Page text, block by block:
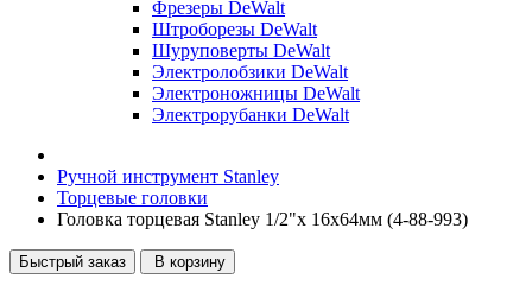
Фрезеры DeWalt
Штроборезы DeWalt
Шуруповерты DeWalt
Электролобзики DeWalt
Электроножницы DeWalt
Электрорубанки DeWalt
Ручной инструмент Stanley
Торцевые головки
Головка торцевая Stanley 1/2"х 16x64мм (4-88-993)
Быстрый заказ В корзину